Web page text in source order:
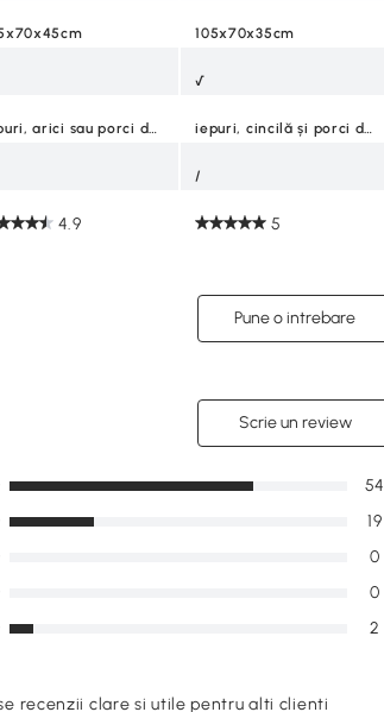
iepuri, arici sau porci de guinea
4.9
105x70x35cm
√
iepuri, cincilă și porci de guinea
/
5
Pune o intrebare
Scrie un review
2
0
0
19
54
recenzii clare si utile pentru alti clienti